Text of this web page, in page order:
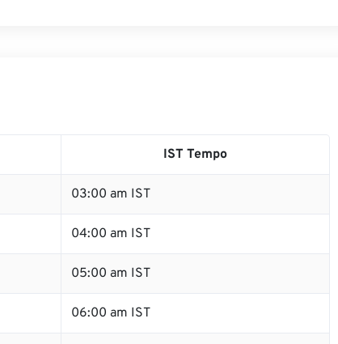
IST Tempo
03:00 am IST
04:00 am IST
05:00 am IST
06:00 am IST